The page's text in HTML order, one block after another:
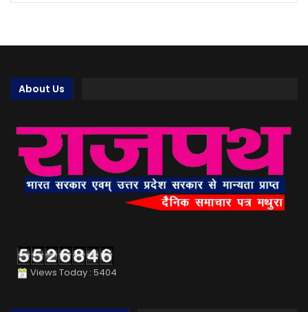
About Us
Views Today : 5404